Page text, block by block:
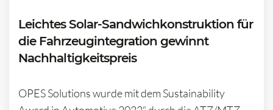
Leichtes Solar-Sandwichkonstruktion für
die Fahrzeugintegration gewinnt
Nachhaltigkeitspreis
OPES Solutions wurde mit dem Sustainability